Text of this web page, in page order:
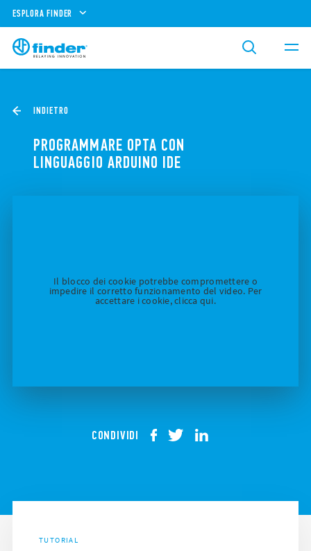
ESPLORA FINDER
INDIETRO
PROGRAMMARE OPTA CON
LINGUAGGIO ARDUINO IDE
Il blocco dei cookie potrebbe compromettere o
impedire il corretto funzionamento del video. Per
accettare i cookie, clicca qui.
CONDIVIDI
TUTORIAL